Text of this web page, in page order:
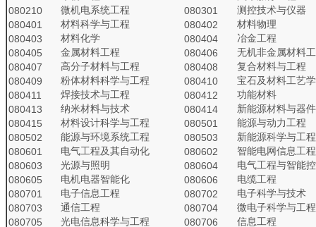
080210
微机电系统工程 080301
测控技术与仪器
080401
材料科学与工程 080402
材料物理
080403
材料化学 080404
冶金工程
080405
金属材料工程 080406
无机非金属材料
080407
高分子材料与工程 080408
复合材料与工程
080409
粉体材料科学与工程 080410
宝石及材料工艺学
080411
焊接技术与工程 080412
功能材料
080413
纳米材料与技术 080414
新能源材料与器件
080415
材料设计科学与工程 080501
能源与动力工程
080502
能源与环境系统工程 080503
新能源科学与工程
080601
电气工程及其自动化 080602
智能电网信息工程
080603
光源与照明 080604
电气工程与智能
080605
电机电器智能化 080606
电缆工程
080701
电子信息工程 080702
电子科学与技术
080703
通信工程 080704
微电子科学与工程
080705
光电信息科学与工程 080706
信息工程